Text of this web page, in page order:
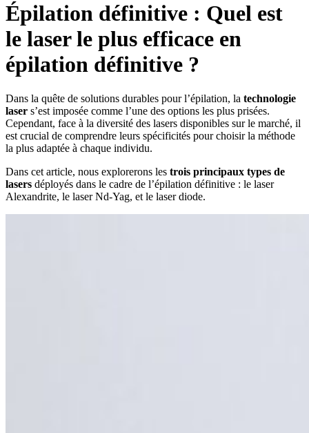
Épilation définitive : Quel est
le laser le plus efficace en
épilation définitive ?
Dans la quête de solutions durables pour l’épilation, la technologie
laser s’est imposée comme l’une des options les plus prisées.
Cependant, face à la diversité des lasers disponibles sur le marché, il
est crucial de comprendre leurs spécificités pour choisir la méthode
la plus adaptée à chaque individu.
Dans cet article, nous explorerons les trois principaux types de
lasers déployés dans le cadre de l’épilation définitive : le laser
Alexandrite, le laser Nd-Yag, et le laser diode.